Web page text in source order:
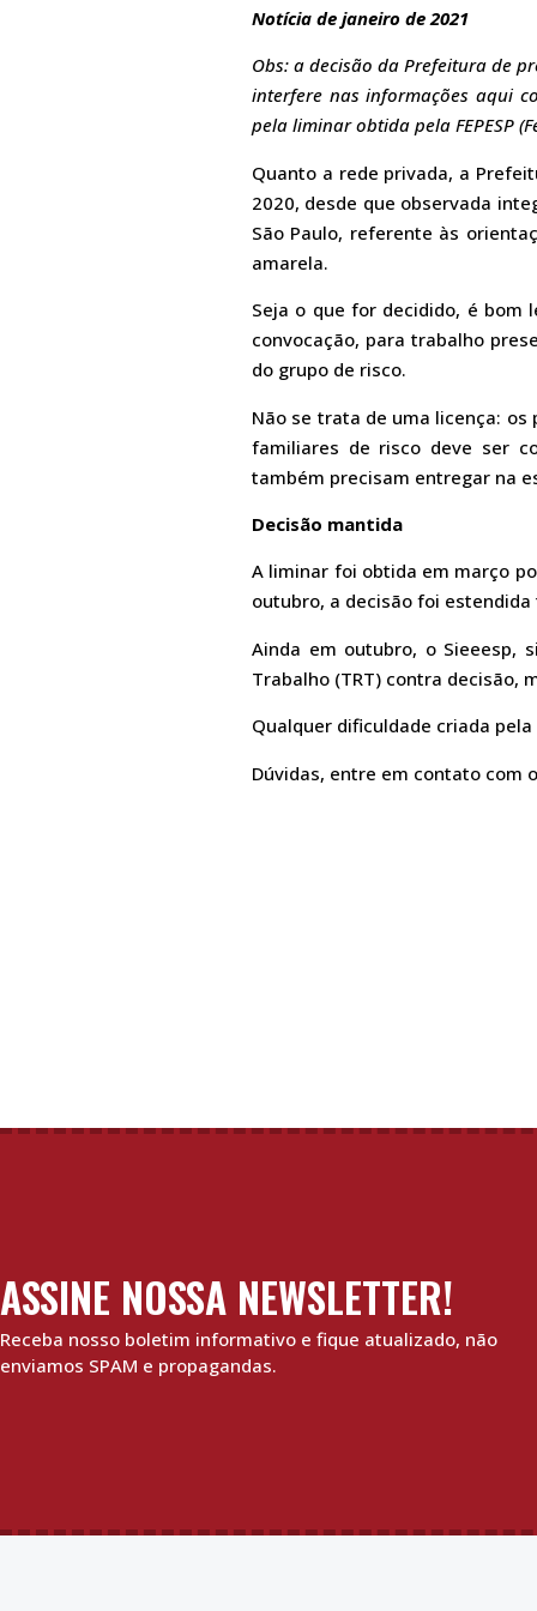
Notícia de janeiro de 2021
Obs: a decisão da Prefeitura de
interfere nas informações aqui
pela liminar obtida pela FEPESP
Quanto a rede privada, a
2020, desde que observada
São Paulo, referente às
amarela.
Seja o que for decidido, é bom
convocação, para trabalho
do grupo de risco.
Não se trata de uma licença:
familiares de risco deve ser
também precisam entregar na
Decisão mantida
A liminar foi obtida em março
outubro, a decisão foi
Ainda em outubro, o Sieeesp,
Trabalho (TRT) contra decisão,
Qualquer dificuldade criada
Dúvidas, entre em contato com
ASSINE NOSSA NEWSLETTER!
Receba nosso boletim informativo e fique atualizado, não
enviamos SPAM e propagandas.